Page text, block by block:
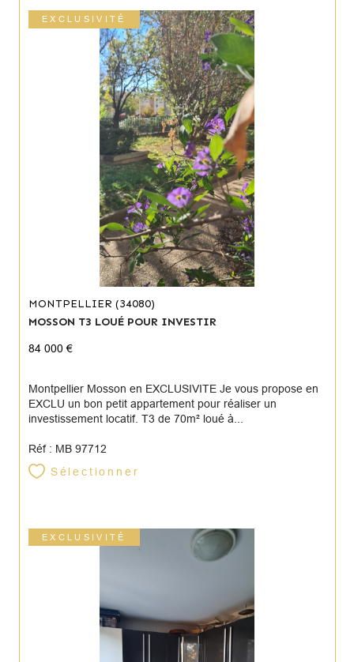
EXCLUSIVITÉ
MONTPELLIER (34080)
MOSSON T3 LOUÉ POUR INVESTIR
84 000 €
Montpellier Mosson en EXCLUSIVITE Je vous propose en
EXCLU un bon petit appartement pour réaliser un
investissement locatif. T3 de 70m² loué à...
Réf : MB 97712
Sélectionner
EXCLUSIVITÉ